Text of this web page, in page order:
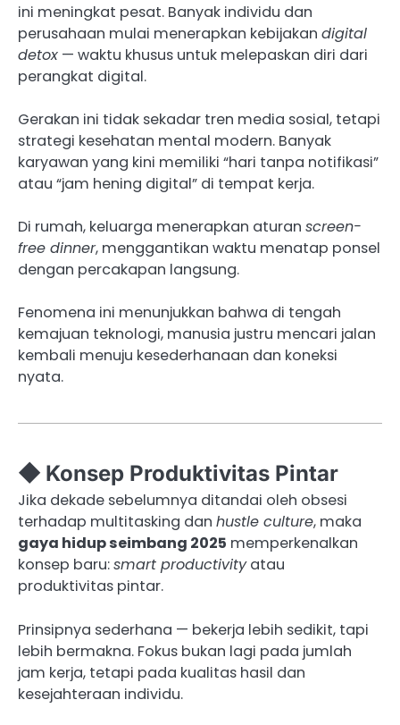
ini meningkat pesat. Banyak individu dan
perusahaan mulai menerapkan kebijakan digital
detox — waktu khusus untuk melepaskan diri dari
perangkat digital.
Gerakan ini tidak sekadar tren media sosial, tetapi
strategi kesehatan mental modern. Banyak
karyawan yang kini memiliki “hari tanpa notifikasi”
atau “jam hening digital” di tempat kerja.
Di rumah, keluarga menerapkan aturan screen-
free dinner, menggantikan waktu menatap ponsel
dengan percakapan langsung.
Fenomena ini menunjukkan bahwa di tengah
kemajuan teknologi, manusia justru mencari jalan
kembali menuju kesederhanaan dan koneksi
nyata.
◆ Konsep Produktivitas Pintar
Jika dekade sebelumnya ditandai oleh obsesi
terhadap multitasking dan hustle culture, maka
gaya hidup seimbang 2025 memperkenalkan
konsep baru:smart productivityatau
produktivitas pintar.
Prinsipnya sederhana — bekerja lebih sedikit, tapi
lebih bermakna. Fokus bukan lagi pada jumlah
jam kerja, tetapi pada kualitas hasil dan
kesejahteraan individu.